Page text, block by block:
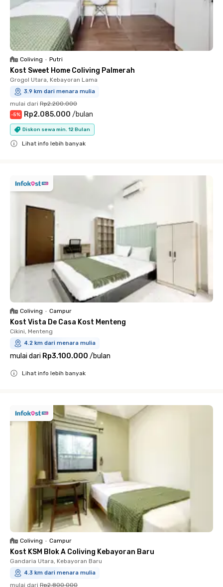
Coliving • Putri
Kost Sweet Home Coliving Palmerah
Grogol Utara, Kebayoran Lama
3.9 km dari menara mulia
mulai dari Rp2.200.000
-5% Rp2.085.000 /bulan
Diskon sewa min. 12 Bulan
Lihat info lebih banyak
Coliving • Campur
Kost Vista De Casa Kost Menteng
Cikini, Menteng
4.2 km dari menara mulia
mulai dari Rp3.100.000 /bulan
Lihat info lebih banyak
Coliving • Campur
Kost KSM Blok A Coliving Kebayoran Baru
Gandaria Utara, Kebayoran Baru
4.3 km dari menara mulia
mulai dari Rp2.800.000